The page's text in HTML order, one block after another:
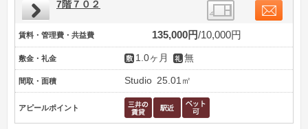
7階７０２
賃料・管理費・共益費 135,000円 10,000円
敷金・礼金 1.0ヶ月 無
間取・面積 Studio 25.01㎡
アピールポイント